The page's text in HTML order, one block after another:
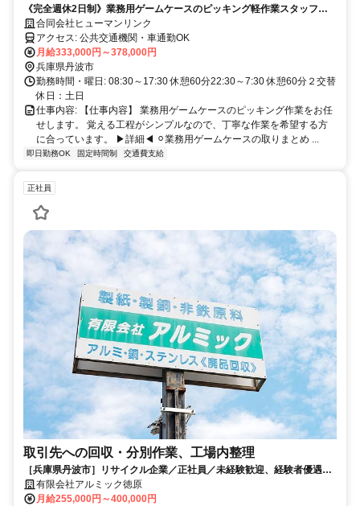
《完全週休2日制》業務用ゲームケースのピッキング軽作業スタッフ！
丁寧研修あり♪
合同会社ヒューマンリンク
アクセス: 公共交通機関・車通勤OK
月給333,000円～378,000円
兵庫県丹波市
勤務時間・曜日: 08:30～17:30 休憩60分22:30～7:30 休憩60分２交替
休日：土日
仕事内容: 【仕事内容】 業務用ゲームケースのピッキング作業をお任
せします。 覚える工程がシンプルなので、丁寧な作業を希望する方
に合っています。 ▶詳細◀︎ ⚪︎業務用ゲームケースの取りまとめ ...
即日勤務OK 固定時間制 交通費支給
正社員
取引先への回収・分別作業、工場内整理
［兵庫県丹波市］リサイクル企業／正社員／未経験歓迎、経験者優遇、
異業種経験者多数活躍中☆
有限会社アルミック徳原
月給255,000円～400,000円